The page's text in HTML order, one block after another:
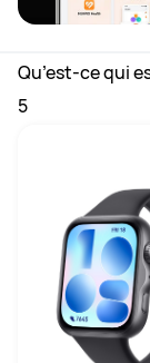
Qu’est-ce qui
5